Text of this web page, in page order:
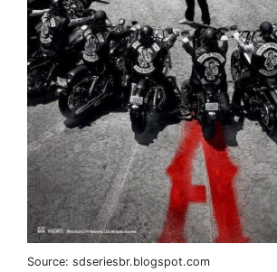
Source: sdseriesbr.blogspot.com